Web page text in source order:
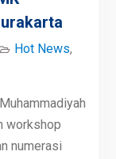
Hot News,
workshop
numerasi